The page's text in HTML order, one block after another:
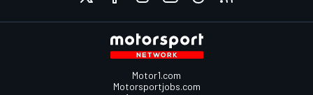
Motor1.com
Motorsportjobs.com